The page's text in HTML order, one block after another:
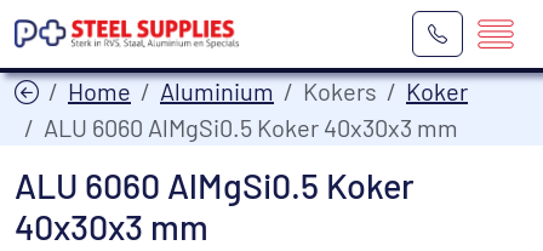
Home Aluminium Kokers
Koker
ALU 6060 AlMgSi0.5 Koker 40x30x3 mm
ALU 6060 AlMgSi0.5 Koker
40x30x3 mm